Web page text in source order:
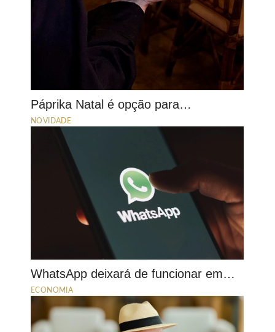
Páprika Natal é opção para…
NOVIDADE
WhatsApp deixará de funcionar em…
ECONOMIA